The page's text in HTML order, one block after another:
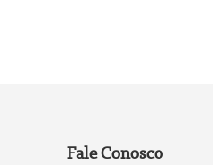
Fale Conosco